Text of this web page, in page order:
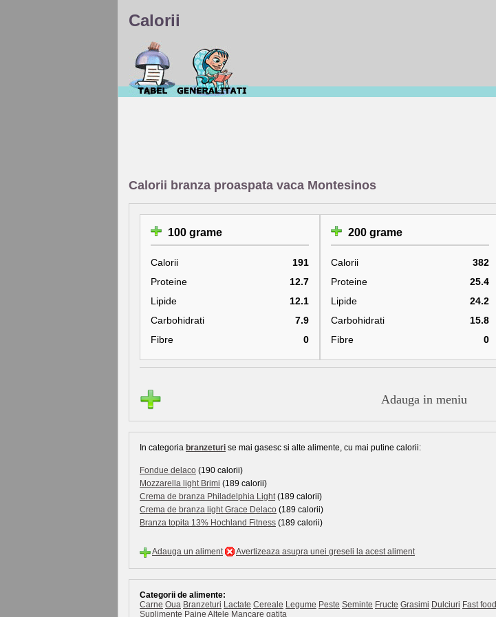
Calorii
Calorii branza proaspata vaca Montesinos
100 grame
Calorii
191
Proteine
12.7
Lipide
12.1
Carbohidrati
7.9
Fibre
0
200 grame
Calorii
382
Proteine
25.4
Lipide
24.2
Carbohidrati
15.8
Fibre
0
Adauga in meniu
In categoria branzeturi se mai gasesc si alte alimente, cu mai putine calorii:
Fondue delaco (190 calorii)
Mozzarella light Brimi (189 calorii)
Crema de branza Philadelphia Light(189 calorii)
Crema de branza light Grace Delaco (189 calorii)
Branza topita 13% Hochland Fitness (189 calorii)
Adauga un aliment Avertizeaza asupra unei greseli la acest aliment
Categorii de alimente:
Carne Oua Branzeturi Lactate Cereale Legume Peste Seminte Fructe Grasimi Dulciuri Fast food
Suplimente Paine Altele Mancare gatita